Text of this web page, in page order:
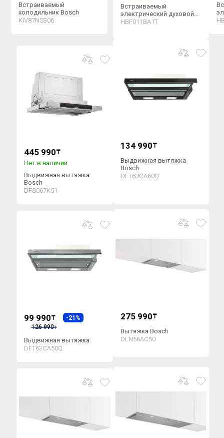
Встраиваемый
холодильник Bosch
KIV87NS306
Встраиваемый
электрический духовой
шкаф HBF011BA1T
HBF011BA1T
445 990₸
Выдвижная вытяжка
Bosch
DFS067K51
Нет в наличии
134 990₸
Выдвижная вытяжка
Bosch
DFT63CA60Q
99 990₸
-21%
126 990₸
Выдвижная вытяжка
DFT63CA50Q
275 990₸
Вытяжка Bosch
DLN56AC50